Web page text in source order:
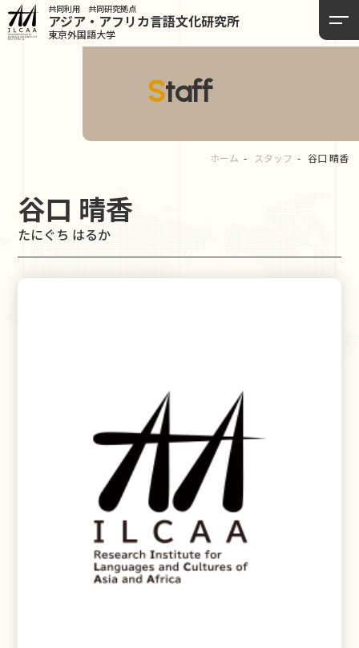
共同利用 共同研究拠点
アジア・アフリカ言語文化研究所
東京外国語大学
Staff
ホーム スタッフ 谷口 晴香
谷口 晴香
たにぐち はるか